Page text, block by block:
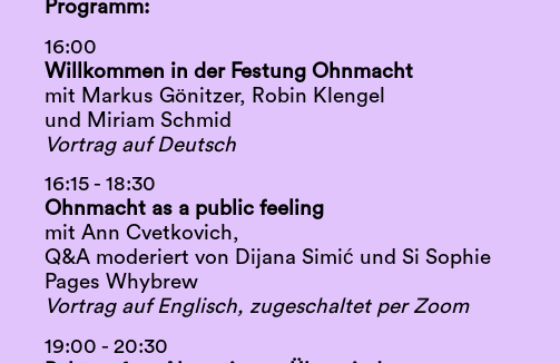
Programm:
16:00
Willkommen in der Festung Ohnmacht
mit Markus Gönitzer, Robin Klengel
und Miriam Schmid
Vortrag auf Deutsch
16:15 - 18:30
Ohnmacht as a public feeling
mit Ann Cvetkovich,
Q&A moderiert von Dijana Simić und Si Sophie
Pages Whybrew
Vortrag auf Englisch, zugeschaltet per Zoom
19:00 - 20:30